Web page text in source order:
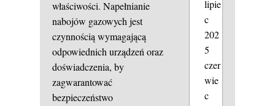
właściwości. Napełnianie
nabojów gazowych jest
czynnością wymagającą
odpowiednich urządzeń oraz
doświadczenia, by
zagwarantować
bezpieczeństwo
lipie
c
202
5
czer
wie
c